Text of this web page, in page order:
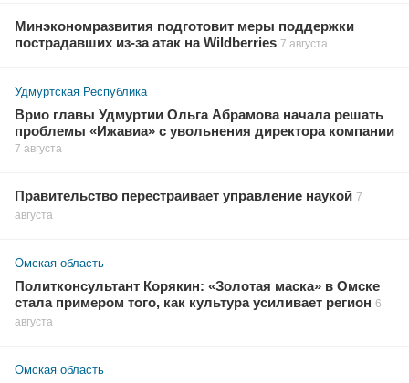
Минэкономразвития подготовит меры поддержки
пострадавших из-за атак на Wildberries 7 августа
Удмуртская Республика
Врио главы Удмуртии Ольга Абрамова начала решать
проблемы «Ижавиа» с увольнения директора компании
7 августа
Правительство перестраивает управление наукой 7
августа
Омская область
Политконсультант Корякин: «Золотая маска» в Омске
стала примером того, как культура усиливает регион 6
августа
Омская область